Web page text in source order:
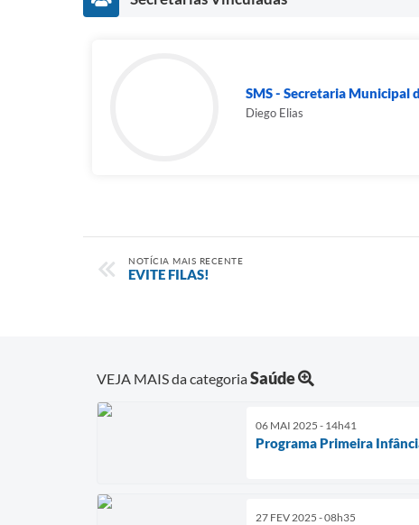
SMS - Secretaria Municipal
Diego Elias
NOTÍCIA MAIS RECENTE
EVITE FILAS!
VEJA MAIS da categoriaSaúde
06 MAI 2025 - 14h41
Programa Primeira
27 FEV 2025 - 08h35